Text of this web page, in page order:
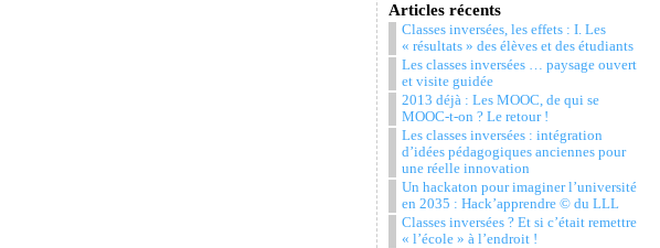
Articles récents
Classes inversées, les effets : I. Les
« résultats » des élèves et des étudiants
Les classes inversées … paysage ouvert
et visite guidée
2013 déjà : Les MOOC, de qui se
MOOC-t-on ? Le retour !
Les classes inversées : intégration
d’idées pédagogiques anciennes pour
une réelle innovation
Un hackaton pour imaginer l’université
en 2035 : Hack’apprendre © du LLL
Classes inversées ? Et si c’était remettre
« l’école » à l’endroit !